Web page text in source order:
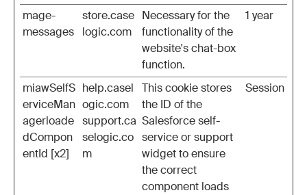
mage-
messages
store.case
logic.com
Necessary for the
functionality of the
website's chat-box
function.
1 year
miawSelfS
erviceMan
agerloade
dCompon
entId [x2]
help.casel
ogic.com
support.ca
selogic.co
m
This cookie stores
the ID of the
Salesforce self-
service or support
widget to ensure
the correct
component loads
Session